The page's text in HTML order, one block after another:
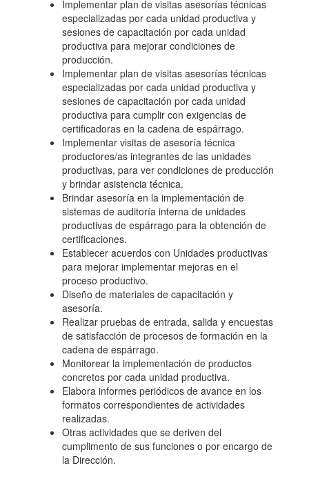
Implementar plan de visitas asesorías técnicas
especializadas por cada unidad productiva y
sesiones de capacitación por cada unidad
productiva para mejorar condiciones de
producción.
Implementar plan de visitas asesorías técnicas
especializadas por cada unidad productiva y
sesiones de capacitación por cada unidad
productiva para cumplir con exigencias de
certificadoras en la cadena de espárrago.
Implementar visitas de asesoría técnica
productores/as integrantes de las unidades
productivas, para ver condiciones de producción
y brindar asistencia técnica.
Brindar asesoría en la implementación de
sistemas de auditoría interna de unidades
productivas de espárrago para la obtención de
certificaciones.
Establecer acuerdos con Unidades productivas
para mejorar implementar mejoras en el
proceso productivo.
Diseño de materiales de capacitación y
asesoría.
Realizar pruebas de entrada, salida y encuestas
de satisfacción de procesos de formación en la
cadena de espárrago.
Monitorear la implementación de productos
concretos por cada unidad productiva.
Elabora informes periódicos de avance en los
formatos correspondientes de actividades
realizadas.
Otras actividades que se deriven del
cumplimento de sus funciones o por encargo de
la Dirección.